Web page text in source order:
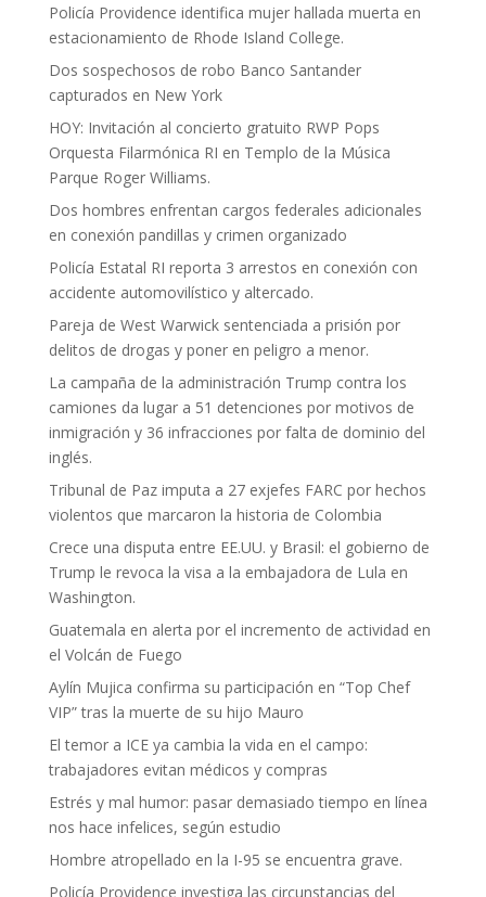
Policía Providence identifica mujer hallada muerta en
estacionamiento de Rhode Island College.
Dos sospechosos de robo Banco Santander
capturados en New York
HOY: Invitación al concierto gratuito RWP Pops
Orquesta Filarmónica RI en Templo de la Música
Parque Roger Williams.
Dos hombres enfrentan cargos federales adicionales
en conexión pandillas y crimen organizado
Policía Estatal RI reporta 3 arrestos en conexión con
accidente automovilístico y altercado.
Pareja de West Warwick sentenciada a prisión por
delitos de drogas y poner en peligro a menor.
La campaña de la administración Trump contra los
camiones da lugar a 51 detenciones por motivos de
inmigración y 36 infracciones por falta de dominio del
inglés.
Tribunal de Paz imputa a 27 exjefes FARC por hechos
violentos que marcaron la historia de Colombia
Crece una disputa entre EE.UU. y Brasil: el gobierno de
Trump le revoca la visa a la embajadora de Lula en
Washington.
Guatemala en alerta por el incremento de actividad en
el Volcán de Fuego
Aylín Mujica confirma su participación en “Top Chef
VIP” tras la muerte de su hijo Mauro
El temor a ICE ya cambia la vida en el campo:
trabajadores evitan médicos y compras
Estrés y mal humor: pasar demasiado tiempo en línea
nos hace infelices, según estudio
Hombre atropellado en la I-95 se encuentra grave.
Policía Providence investiga las circunstancias del